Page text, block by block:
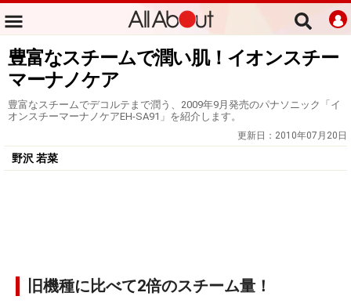
豊富なスチームで潤い肌！イオンスチー
マーナノケア
豊富なスチームでデコルテまで潤う、2009年9月発売のパナソニック「イ
オンスチーマーナノケアEH-SA91」を紹介します。
更新日： 2010年07月20日
野沢 若菜
旧機種に比べて2倍のスチーム量！